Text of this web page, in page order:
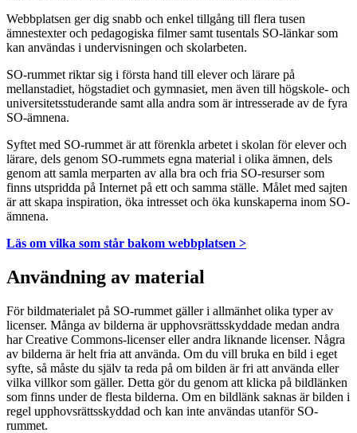
Webbplatsen ger dig snabb och enkel tillgång till flera tusen
ämnestexter och pedagogiska filmer samt tusentals SO-länkar som
kan användas i undervisningen och skolarbeten.
SO-rummet riktar sig i första hand till elever och lärare på
mellanstadiet, högstadiet och gymnasiet, men även till högskole- och
universitetsstuderande samt alla andra som är intresserade av de fyra
SO-ämnena.
Syftet med SO-rummet är att förenkla arbetet i skolan för elever och
lärare, dels genom SO-rummets egna material i olika ämnen, dels
genom att samla merparten av alla bra och fria SO-resurser som
finns utspridda på Internet på ett och samma ställe. Målet med sajten
är att skapa inspiration, öka intresset och öka kunskaperna inom SO-
ämnena.
Läs om vilka som står bakom webbplatsen >
Användning av material
För bildmaterialet på SO-rummet gäller i allmänhet olika typer av
licenser. Många av bilderna är upphovsrättsskyddade medan andra
har Creative Commons-licenser eller andra liknande licenser. Några
av bilderna är helt fria att använda. Om du vill bruka en bild i eget
syfte, så måste du själv ta reda på om bilden är fri att använda eller
vilka villkor som gäller. Detta gör du genom att klicka på bildlänken
som finns under de flesta bilderna. Om en bildlänk saknas är bilden i
regel upphovsrättsskyddad och kan inte användas utanför SO-
rummet.